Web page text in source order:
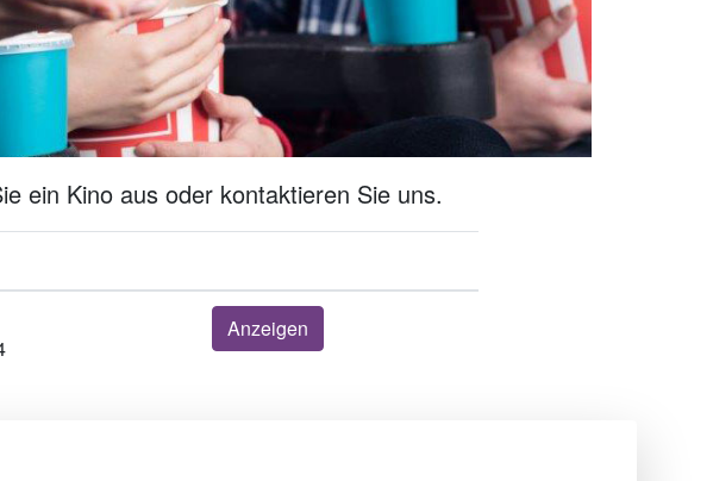
ein Kino aus oder kontaktieren Sie uns.
Anzeigen